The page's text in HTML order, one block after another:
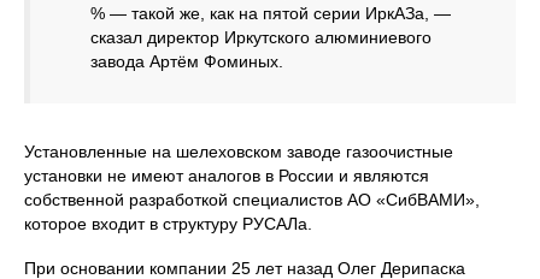
% — такой же, как на пятой серии ИркАЗа, —
сказал директор Иркутского алюминиевого
завода Артём Фоминых.
Установленные на шелеховском заводе газоочистные
установки не имеют аналогов в России и являются
собственной разработкой специалистов АО «СибВАМИ»,
которое входит в структуру РУСАЛа.
При основании компании 25 лет назад Олег Дерипаска